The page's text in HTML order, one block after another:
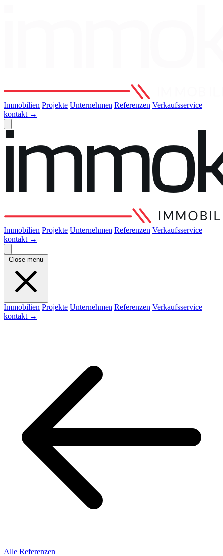
Immobilien Projekte Unternehmen Referenzen Verkaufsservice
kontakt →
Immobilien Projekte Unternehmen Referenzen Verkaufsservice
kontakt →
Close menu
Immobilien Projekte Unternehmen Referenzen Verkaufsservice
kontakt →
Alle Referenzen